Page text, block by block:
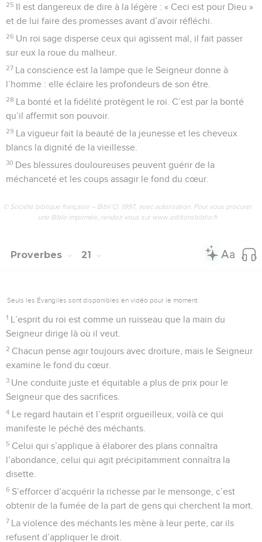
25 Il est dangereux de dire à la légère : « Ceci est pour Dieu »
et de lui faire des promesses avant d’avoir réfléchi.
26 Un roi sage disperse ceux qui agissent mal, il fait passer
sur eux la roue du malheur.
27 La conscience est la lampe que le Seigneur donne à
l’homme : elle éclaire les profondeurs de son être.
28 La bonté et la fidélité protègent le roi. C’est par la bonté
qu’il affermit son pouvoir.
29 La vigueur fait la beauté de la jeunesse et les cheveux
blancs la dignité de la vieillesse.
30 Des blessures douloureuses peuvent guérir de la
méchanceté et les coups assagir le fond du cœur.
© Société biblique française – Bibli’O, 1997, avec autorisation. Pour vous procurer
une Bible imprimée, rendez-vous sur www.editionsbiblio.fr
Proverbes 21
Seuls les Évangiles sont disponibles en vidéo pour le moment.
1 L’esprit du roi est comme un ruisseau que la main du
Seigneur dirige là où il veut.
2 Chacun pense agir toujours avec droiture, mais le Seigneur
examine le fond du cœur.
3 Une conduite juste et équitable a plus de prix pour le
Seigneur que des sacrifices.
4 Le regard hautain et l’esprit orgueilleux, voilà ce qui
manifeste le péché des méchants.
5 Celui qui s’applique à élaborer des plans connaîtra
l’abondance, celui qui agit précipitamment connaîtra la
disette.
6 S’efforcer d’acquérir la richesse par le mensonge, c’est
obtenir de la fumée de la part de gens qui cherchent la mort.
7 La violence des méchants les mène à leur perte, car ils
refusent d’appliquer le droit.